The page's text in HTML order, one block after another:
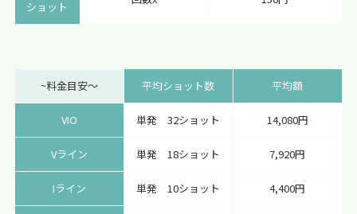
ショット
~料金目安〜 平均ショット数 平均額
VIO 単発 32ショット 14,080円
Vライン 単発 18ショット 7,920円
Iライン 単発 10ショット 4,400円